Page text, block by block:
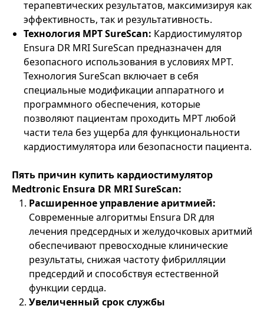
терапевтических результатов, максимизируя как
эффективность, так и результативность.
Технология МРТ SureScan: Кардиостимулятор
Ensura DR MRI SureScan предназначен для
безопасного использования в условиях МРТ.
Технология SureScan включает в себя
специальные модификации аппаратного и
программного обеспечения, которые
позволяют пациентам проходить МРТ любой
части тела без ущерба для функциональности
кардиостимулятора или безопасности пациента.
Пять причин купить кардиостимулятор
Medtronic Ensura DR MRI SureScan:
Расширенное управление аритмией:
Современные алгоритмы Ensura DR для
лечения предсердных и желудочковых аритмий
обеспечивают превосходные клинические
результаты, снижая частоту фибрилляции
предсердий и способствуя естественной
функции сердца.
Увеличенный срок службы